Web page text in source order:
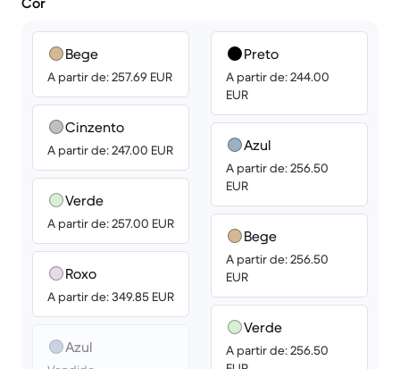
Bege
A partir de: 257.69 EUR
Cinzento
A partir de: 247.00 EUR
Verde
A partir de: 257.00 EUR
Roxo
A partir de: 349.85 EUR
Azul
Preto
A partir de: 244.00
EUR
Azul
A partir de: 256.50
EUR
Bege
A partir de: 256.50
EUR
Verde
A partir de: 256.50